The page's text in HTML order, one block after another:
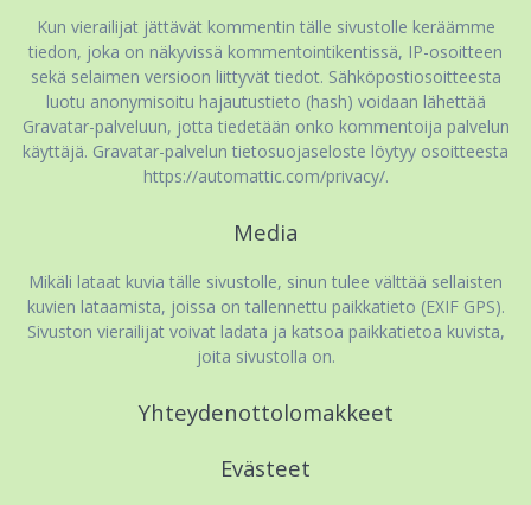
Kun vierailijat jättävät kommentin tälle sivustolle keräämme
tiedon, joka on näkyvissä kommentointikentissä, IP-osoitteen
sekä selaimen versioon liittyvät tiedot. Sähköpostiosoitteesta
luotu anonymisoitu hajautustieto (hash) voidaan lähettää
Gravatar-palveluun, jotta tiedetään onko kommentoija palvelun
käyttäjä. Gravatar-palvelun tietosuojaseloste löytyy osoitteesta
https://automattic.com/privacy/.
Media
Mikäli lataat kuvia tälle sivustolle, sinun tulee välttää sellaisten
kuvien lataamista, joissa on tallennettu paikkatieto (EXIF GPS).
Sivuston vierailijat voivat ladata ja katsoa paikkatietoa kuvista,
joita sivustolla on.
Yhteydenottolomakkeet
Evästeet